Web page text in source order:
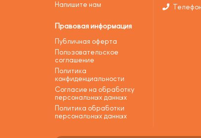
Напишите нам
Правовая информация
Публичная оферта
Пользовательское
соглашение
Политика
конфиденциальности
Согласие на обработку
персональных данных
Политика обработки
персональных данных